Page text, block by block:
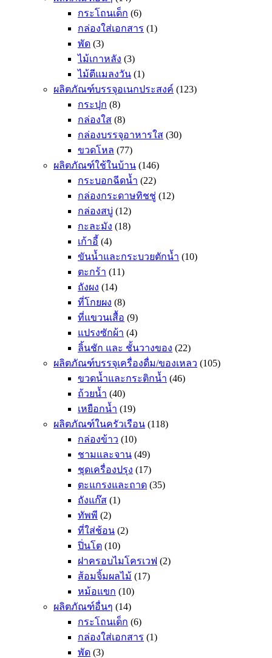
กระโถนเด็ก (6)
กล่องใส่เอกสาร (1)
พัด (3)
ไม้เกาหลัง (3)
ไม้ตีแมลงวัน (1)
ผลิตภัณฑ์บรรจุอเนกประสงค์ (123)
กระปุก (8)
กล่องใส (8)
กล่องบรรจุอาหารใส (30)
ขวดโหล (77)
ผลิตภัณฑ์ใช้ในบ้าน (146)
กระบอกฉีดน้ำ (22)
กล่องกระดาษทิชชู่ (12)
กล่องสบู่ (12)
กะละมัง (18)
เก้าอี้ (4)
ขันน้ำและกระบวยตักน้ำ (10)
ตะกร้า (11)
ถังผง (14)
ที่โกยผง (8)
ที่แขวนเสื้อ (9)
แปรงซักผ้า (4)
ลิ้นชัก และ ชั้นวางของ (22)
ผลิตภัณฑ์บรรจุเครื่องดื่ม/ของเหลว (105)
ขวดน้ำและกระติกน้ำ (46)
ถ้วยน้ำ (40)
เหยือกน้ำ (19)
ผลิตภัณฑ์ในครัวเรือน (118)
กล่องข้าว (10)
ชามและจาน (49)
ชุดเครื่องปรุง (17)
ตะแกรงและถาด (35)
ถังแก๊ส (1)
ทัพพี (2)
ที่ใส่ช้อน (2)
ปิ่นโต (10)
ฝาครอบไมโครเวฟ (2)
ส้อมจิ้มผลไม้ (17)
หม้อแขก (10)
ผลิตภัณฑ์อื่นๆ (14)
กระโถนเด็ก (6)
กล่องใส่เอกสาร (1)
พัด (3)